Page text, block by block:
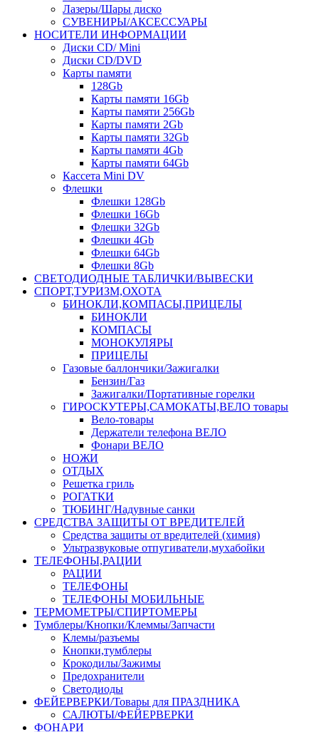
Лазеры/Шары диско
СУВЕНИРЫ/АКСЕССУАРЫ
НОСИТЕЛИ ИНФОРМАЦИИ
Диски CD/ Mini
Диски CD/DVD
Карты памяти
128Gb
Карты памяти 16Gb
Карты памяти 256Gb
Карты памяти 2Gb
Карты памяти 32Gb
Карты памяти 4Gb
Карты памяти 64Gb
Кассета Mini DV
Флешки
Флешки 128Gb
Флешки 16Gb
Флешки 32Gb
Флешки 4Gb
Флешки 64Gb
Флешки 8Gb
СВЕТОДИОДНЫЕ ТАБЛИЧКИ/ВЫВЕСКИ
СПОРТ,ТУРИЗМ,ОХОТА
БИНОКЛИ,КОМПАСЫ,ПРИЦЕЛЫ
БИНОКЛИ
КОМПАСЫ
МОНОКУЛЯРЫ
ПРИЦЕЛЫ
Газовые баллончики/Зажигалки
Бензин/Газ
Зажигалки/Портативные горелки
ГИРОСКУТЕРЫ,САМОКАТЫ,ВЕЛО товары
Вело-товары
Держатели телефона ВЕЛО
Фонари ВЕЛО
НОЖИ
ОТДЫХ
Решетка гриль
РОГАТКИ
ТЮБИНГ/Надувные санки
СРЕДСТВА ЗАЩИТЫ ОТ ВРЕДИТЕЛЕЙ
Средства защиты от вредителей (химия)
Ультразвуковые отпугиватели,мухабойки
ТЕЛЕФОНЫ,РАЦИИ
РАЦИИ
ТЕЛЕФОНЫ
ТЕЛЕФОНЫ МОБИЛЬНЫЕ
ТЕРМОМЕТРЫ/СПИРТОМЕРЫ
Тумблеры/Кнопки/Клеммы/Запчасти
Клемы/разъемы
Кнопки,тумблеры
Крокодилы/Зажимы
Предохранители
Светодиоды
ФЕЙЕРВЕРКИ/Товары для ПРАЗДНИКА
САЛЮТЫ/ФЕЙЕРВЕРКИ
ФОНАРИ